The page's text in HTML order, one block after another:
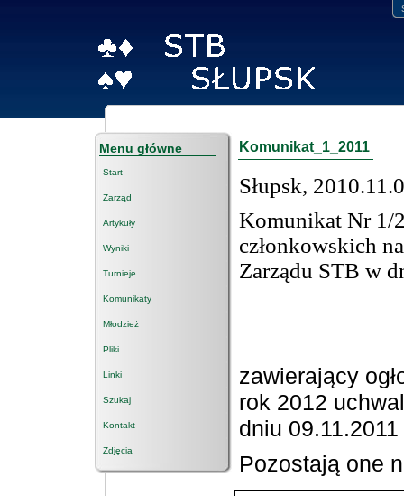
Menu główne
Start
Zarząd
Artykuły
Wyniki
Turnieje
Komunikaty
Młodzież
Pliki
Linki
Szukaj
Kontakt
Zdjęcia
Komunikat_1_2011
Słupsk,
Komunikat Nr 1/
członkowskich
Zarządu STB w
zawierający
rok 2012
dniu 09.11.2011
Pozostają one